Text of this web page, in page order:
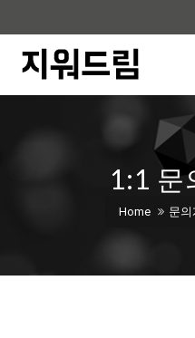
1:1 문
Home 문